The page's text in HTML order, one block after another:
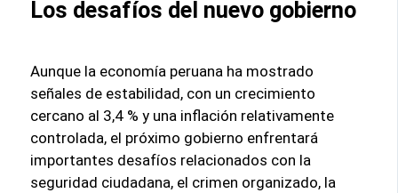
Los desafíos del nuevo gobierno
Aunque la economía peruana ha mostrado
señales de estabilidad, con un crecimiento
cercano al 3,4 % y una inflación relativamente
controlada, el próximo gobierno enfrentará
importantes desafíos relacionados con la
seguridad ciudadana, el crimen organizado, la